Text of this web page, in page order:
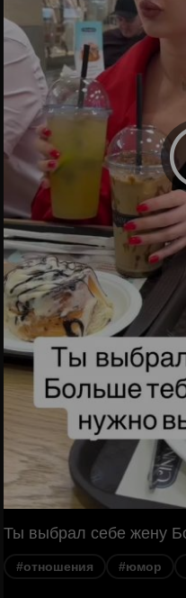
#отношения #юмор